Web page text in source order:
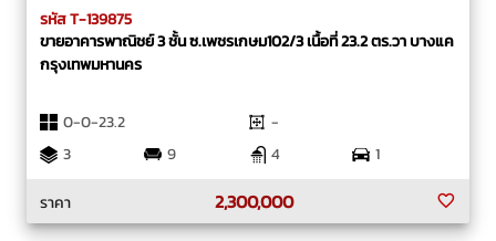
รหัส T-139875
ขายอาคารพาณิชย์ 3 ชั้น ซ.เพชรเกษม102/3 เนื้อที่ 23.2 ตร.วา บางแค
กรุงเทพมหานคร
0-0-23.2
-
3
9 4
1
ราคา
2,300,000